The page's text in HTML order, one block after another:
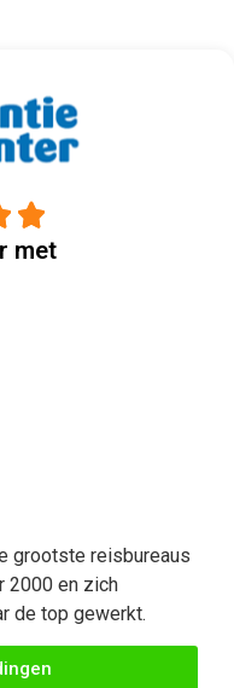

met
grootste reisbureaus
2000 en zich
de top gewerkt.